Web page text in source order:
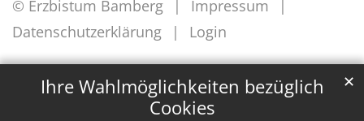
Ihre Wahlmöglichkeiten bezüglich
Cookies
✕
© Erzbistum Bamberg
Impressum
Datenschutzerklärung
Login